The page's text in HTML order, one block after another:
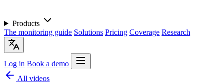
Products
The monitoring guide Solutions Pricing Coverage Research
Log in Book a demo
All videos